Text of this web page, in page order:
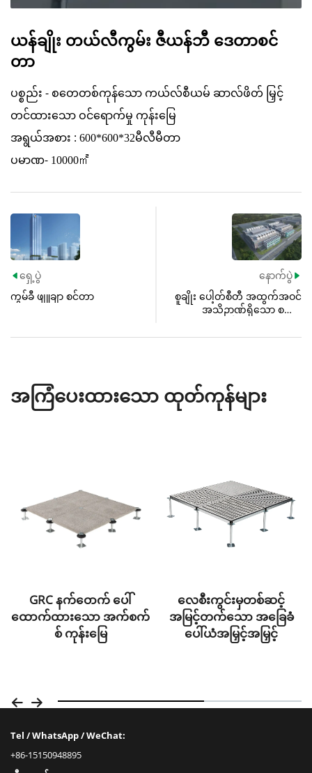
ယန်ချိုး တယ်လီကွမ်း ဇီယန်ဘီ ဒေတာစင်
တာ
ပစ္စည်း - စတေတစ်ကုန်သော ကယ်လ်စီယမ် ဆာလ်ဖိတ် မြှင့်
တင်ထားသော ဝင်ရောက်မှု ကုန်းမြေ
အရွယ်အစား : 600*600*32မီလီမီတာ
ပမာဏ- 10000㎡
 ရှေ့ပွဲ
ကွမ်ခီ ဖျူချာ စင်တာ
နောက်ပွဲ 
စူချိုး ပေါ့တ်စီတီ အထွက်အဝင်
အသိဉာဏ်ရှိသော စက်မှု
စက်မှုရေးရာ ပါက်
အကြံပေးထားသော ထုတ်ကုန်များ
GRC နက်ဝောက် ပေါ်
ထောက်ထားသော အက်စက်
စ် ကုန်းမြေ
လေစီးကွင်းမှတစ်ဆင့်
အမြင့်တက်သော အခြေခံ
ပေါ်ယံအမြှင့်အမြှင့်
Tel / WhatsApp / WeChat:
+86-15150948895